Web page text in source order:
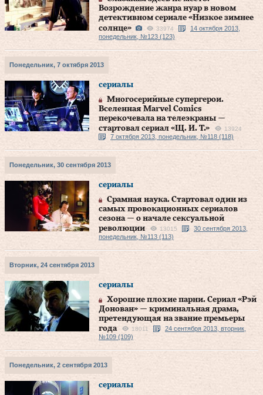
Возрождение жанра нуар в новом
детективном сериале «Низкое зимнее
солнце»
33974
14 октября 2013,
понедельник, №123 (123)
Понедельник, 7 октября 2013
сериалы
Многосерийные супергерои.
Вселенная Marvel Comics
перекочевала на телеэкраны —
стартовал сериал «Щ. И. Т.»
13924
7 октября 2013, понедельник, №118 (118)
Понедельник, 30 сентября 2013
сериалы
Срамная наука. Стартовал один из
самых провокационных сериалов
сезона — о начале сексуальной
революции
13015
30 сентября 2013,
понедельник, №113 (113)
Вторник, 24 сентября 2013
сериалы
Хорошие плохие парни. Сериал «Рэй
Донован» — криминальная драма,
претендующая на звание премьеры
года
18011
24 сентября 2013, вторник,
№109 (109)
Понедельник, 2 сентября 2013
сериалы